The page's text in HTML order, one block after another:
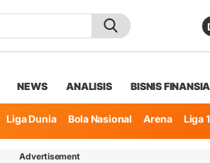
NEWS ANALISIS BISNIS
Liga Dunia Bola Nasional Arena
Liga 1
Advertisement